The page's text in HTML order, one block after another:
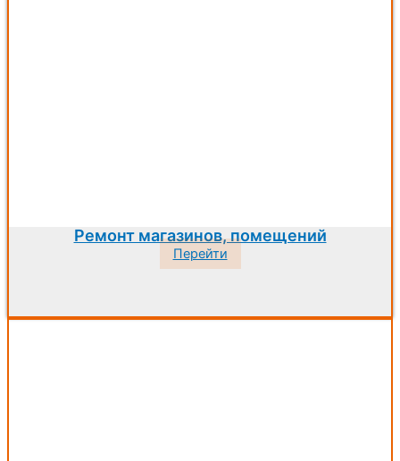
Ремонт магазинов, помещений
Перейти